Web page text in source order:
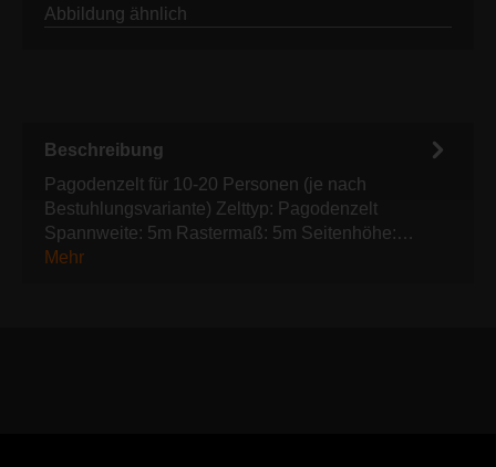
Abbildung ähnlich
Beschreibung
Pagodenzelt für 10-20 Personen (je nach
Bestuhlungsvariante) Zelttyp: Pagodenzelt
Spannweite: 5m Rastermaß: 5m Seitenhöhe:…
Mehr